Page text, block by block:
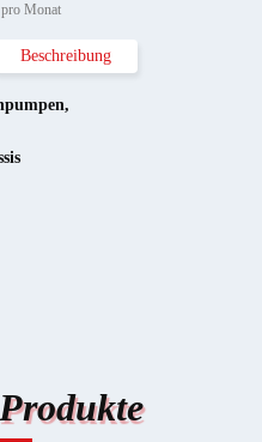
Monat
Beschreibung
,